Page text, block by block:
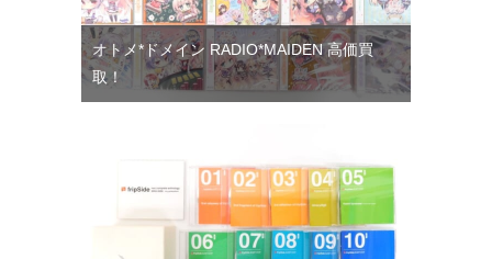
オトメ*ドメイン RADIO*MAIDEN 高価買
取！